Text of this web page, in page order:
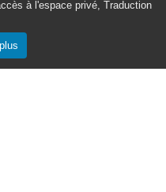
à l'espace privé, Traduction